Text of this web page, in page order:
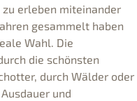
erleben miteinander
gesammelt haben
Wahl. Die
die schönsten
durch Wälder oder
und